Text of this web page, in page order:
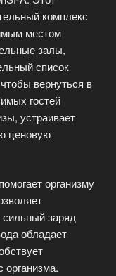
комплекс
местом
залы,
список
вернуться в
гостей
устраивает
ценовую
организму
сильный заряд
обладает